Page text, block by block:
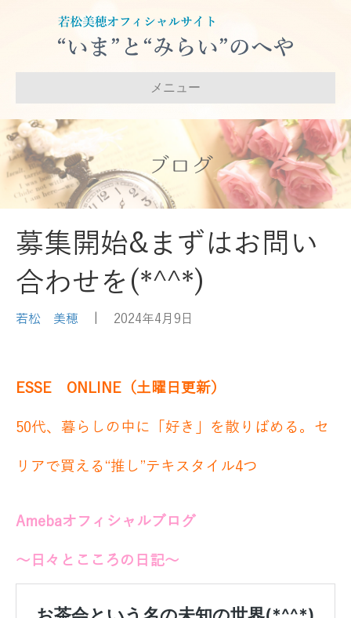
メニュー
ブログ
募集開始&まずはお問い
合わせを(*^^*)
若松 美穂 2024年4月9日
ESSE ONLINE（土曜日更新）
50代、暮らしの中に「好き」を散りばめる。セ
リアで買える“推し”テキスタイル4つ
Amebaオフィシャルブログ
～日々とこころの日記～